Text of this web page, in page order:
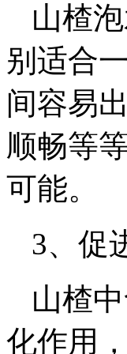
山楂
别适合
间容易
顺畅等
可能。
3、促
山楂
化作用